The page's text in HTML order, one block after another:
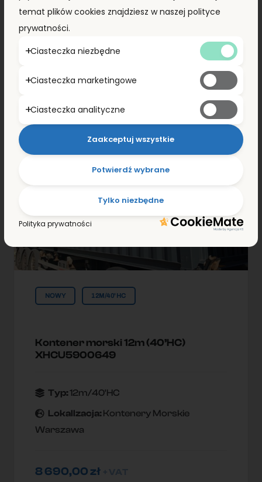
NOWY 12M/40'HC
Kontener morski 12m (40’HC)
XHCU5900649
Typ:12m/40'HC
Lokallzacja: Kontenery Morskie
Warszawa
8 690,00zł
temat plików cookies znajdziesz w naszej polityce
prywatności.
Ciasteczka niezbędne
Ciasteczka marketingowe
Ciasteczka analityczne
Tylko niezbędne
Potwierdź wybrane
Zaakceptuj wszystkie
Polityka prywatności